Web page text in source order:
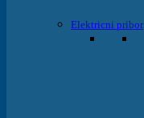
Elektricni pribor